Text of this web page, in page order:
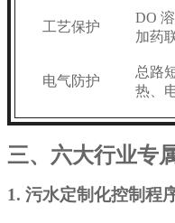
工艺保护
DO
加药
电气防护
总路
热、
三、六大行业专
1. 污水定制化控制程